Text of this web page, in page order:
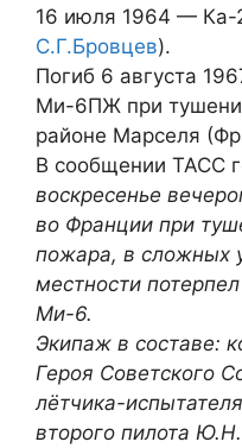
16 июля 1964 —
С.Г.Бровцев).
Погиб 6 августа
Ми-6ПЖ при
районе Марселя
В сообщении ТАСС
воскресенье
во Франции при
пожара, в сложных
местности
Ми-6.
Экипаж в составе:
Героя Советского
лётчика-
второго пилота